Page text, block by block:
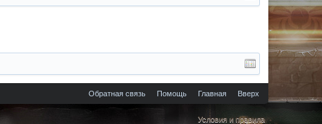
Обратная связь Помощь Главная Вверх
Условия и правила